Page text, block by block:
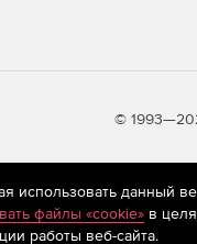
©
применяются
относящихся к
использовать данный
файлы «cookie»в
работы веб-сайта.